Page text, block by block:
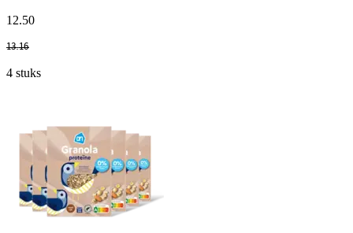
12.50
13.16
4 stuks